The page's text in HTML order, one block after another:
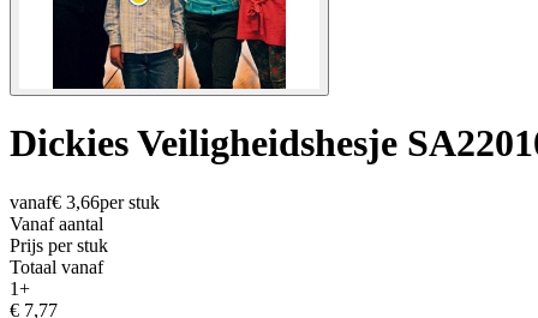
Dickies Veiligheidshesje
vanaf€ 3,66per stuk
Vanaf aantal
Prijs per stuk
Totaal vanaf
1+
€ 7,77